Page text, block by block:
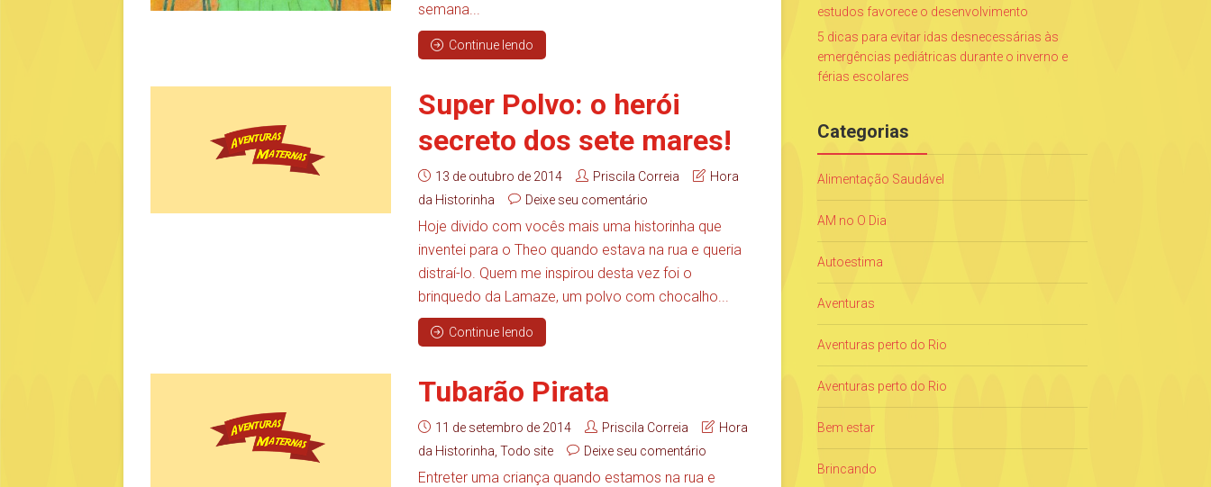
semana...
Continue lendo
Super Polvo: o herói
secreto dos sete mares!
13 de outubro de 2014 Priscila Correia
Hora
da Historinha
Deixe seu comentário
Hoje divido com vocês mais uma historinha que
inventei para o Theo quando estava na rua e queria
distraí-lo. Quem me inspirou desta vez foi o
brinquedo da Lamaze, um polvo com chocalho...
Continue lendo
Tubarão Pirata
11 de setembro de 2014 Priscila Correia
Hora
da Historinha Todo site Deixe seu comentário
Entreter uma criança quando estamos na rua e
estudos favorece o desenvolvimento
5 dicas para evitar idas desnecessárias às
emergências pediátricas durante o inverno e
férias escolares
Categorias
Alimentação Saudável
AM no O Dia
Autoestima
Aventuras
Aventuras perto do Rio
Aventuras perto do Rio
Bem estar
Brincando